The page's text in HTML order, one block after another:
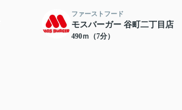
ファーストフード
モスバーガー 谷町二丁目店
490ｍ（7分）